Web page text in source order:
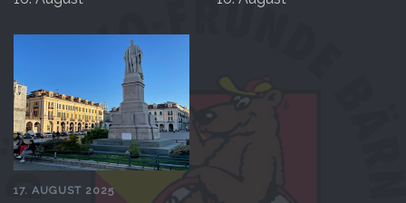
17. AUGUST 2025